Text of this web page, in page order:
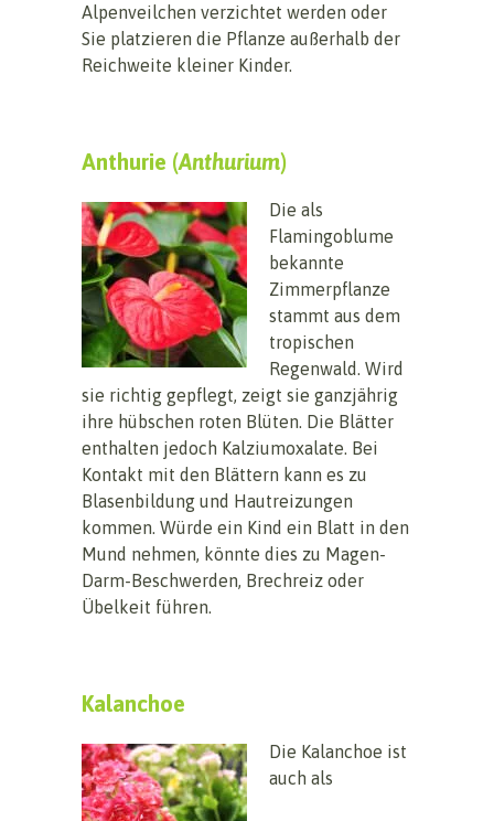
Alpenveilchen verzichtet werden oder
Sie platzieren die Pflanze außerhalb der
Reichweite kleiner Kinder.
Anthurie (Anthurium)
Die als
Flamingoblume
bekannte
Zimmerpflanze
stammt aus dem
tropischen
Regenwald. Wird
sie richtig gepflegt, zeigt sie ganzjährig
ihre hübschen roten Blüten. Die Blätter
enthalten jedoch Kalziumoxalate. Bei
Kontakt mit den Blättern kann es zu
Blasenbildung und Hautreizungen
kommen. Würde ein Kind ein Blatt in den
Mund nehmen, könnte dies zu Magen-
Darm-Beschwerden, Brechreiz oder
Übelkeit führen.
Kalanchoe
Die Kalanchoe ist
auch als